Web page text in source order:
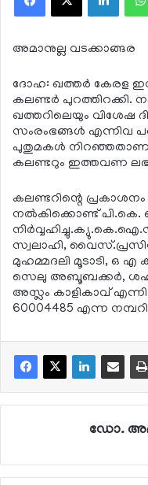
അമാനുല്ല വടക്കാങ്ങര
ദോഹ: ഖത്തര്‍ കേരള
കലണ്ടര്‍ പുറത്തിറക്കി.
ഖത്തറിലെയും വിശേഷ
സംരംഭങ്ങള്‍ എന്നിവ
പുതുമകള്‍
കലണ്ടറും ഇത്തവണ
കലണ്ടറിന്റെ
നല്‍കിക്കൊണ്ട്
സ്വലാഹി,
മുഹമ്മദലി മൂടാടി, ഒ
സെലു അബൂബക്കര്‍,
അസ്ലം കാളികാവ്
60004485 എന്ന
ഡോ.